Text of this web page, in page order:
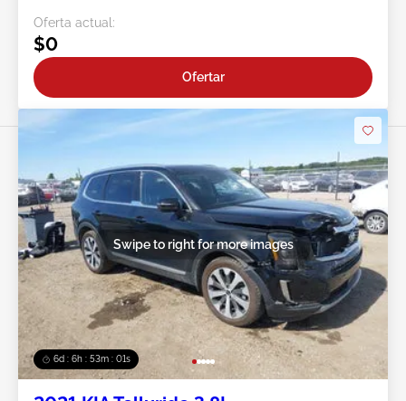
Oferta actual:
$0
Ofertar
6d : 6h : 52m : 58s
Swipe to right for more images